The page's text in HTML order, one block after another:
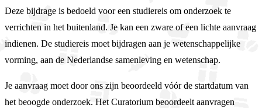
Deze bijdrage is bedoeld voor een studiereis om onderzoek te
verrichten in het buitenland. Je kan een zware of een lichte aanvraag
indienen. De studiereis moet bijdragen aan je wetenschappelijke
vorming, aan de Nederlandse samenleving en wetenschap.
Je aanvraag moet door ons zijn beoordeeld vóór de startdatum van
het beoogde onderzoek. Het Curatorium beoordeelt aanvragen